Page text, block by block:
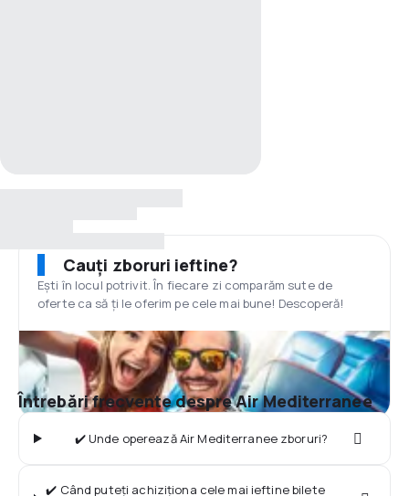
Cauți zboruri ieftine?
Ești în locul potrivit. În fiecare zi comparăm sute de
oferte ca să ți le oferim pe cele mai bune! Descoperă!
Întrebări frecvente despre Air Mediterranee
✔️ Unde operează Air Mediterranee zboruri?
✔️ Când puteți achiziționa cele mai ieftine bilete